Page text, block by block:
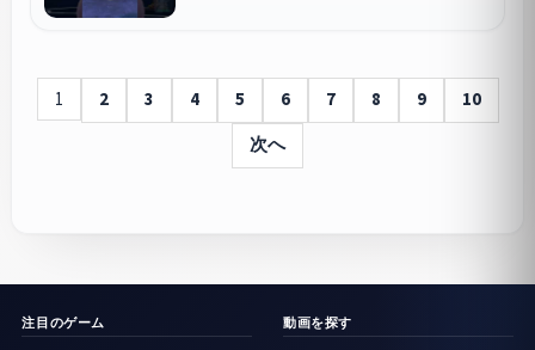
1 2 3 4 5 6 7 8 9
10
次へ
注目のゲーム 動画を探す